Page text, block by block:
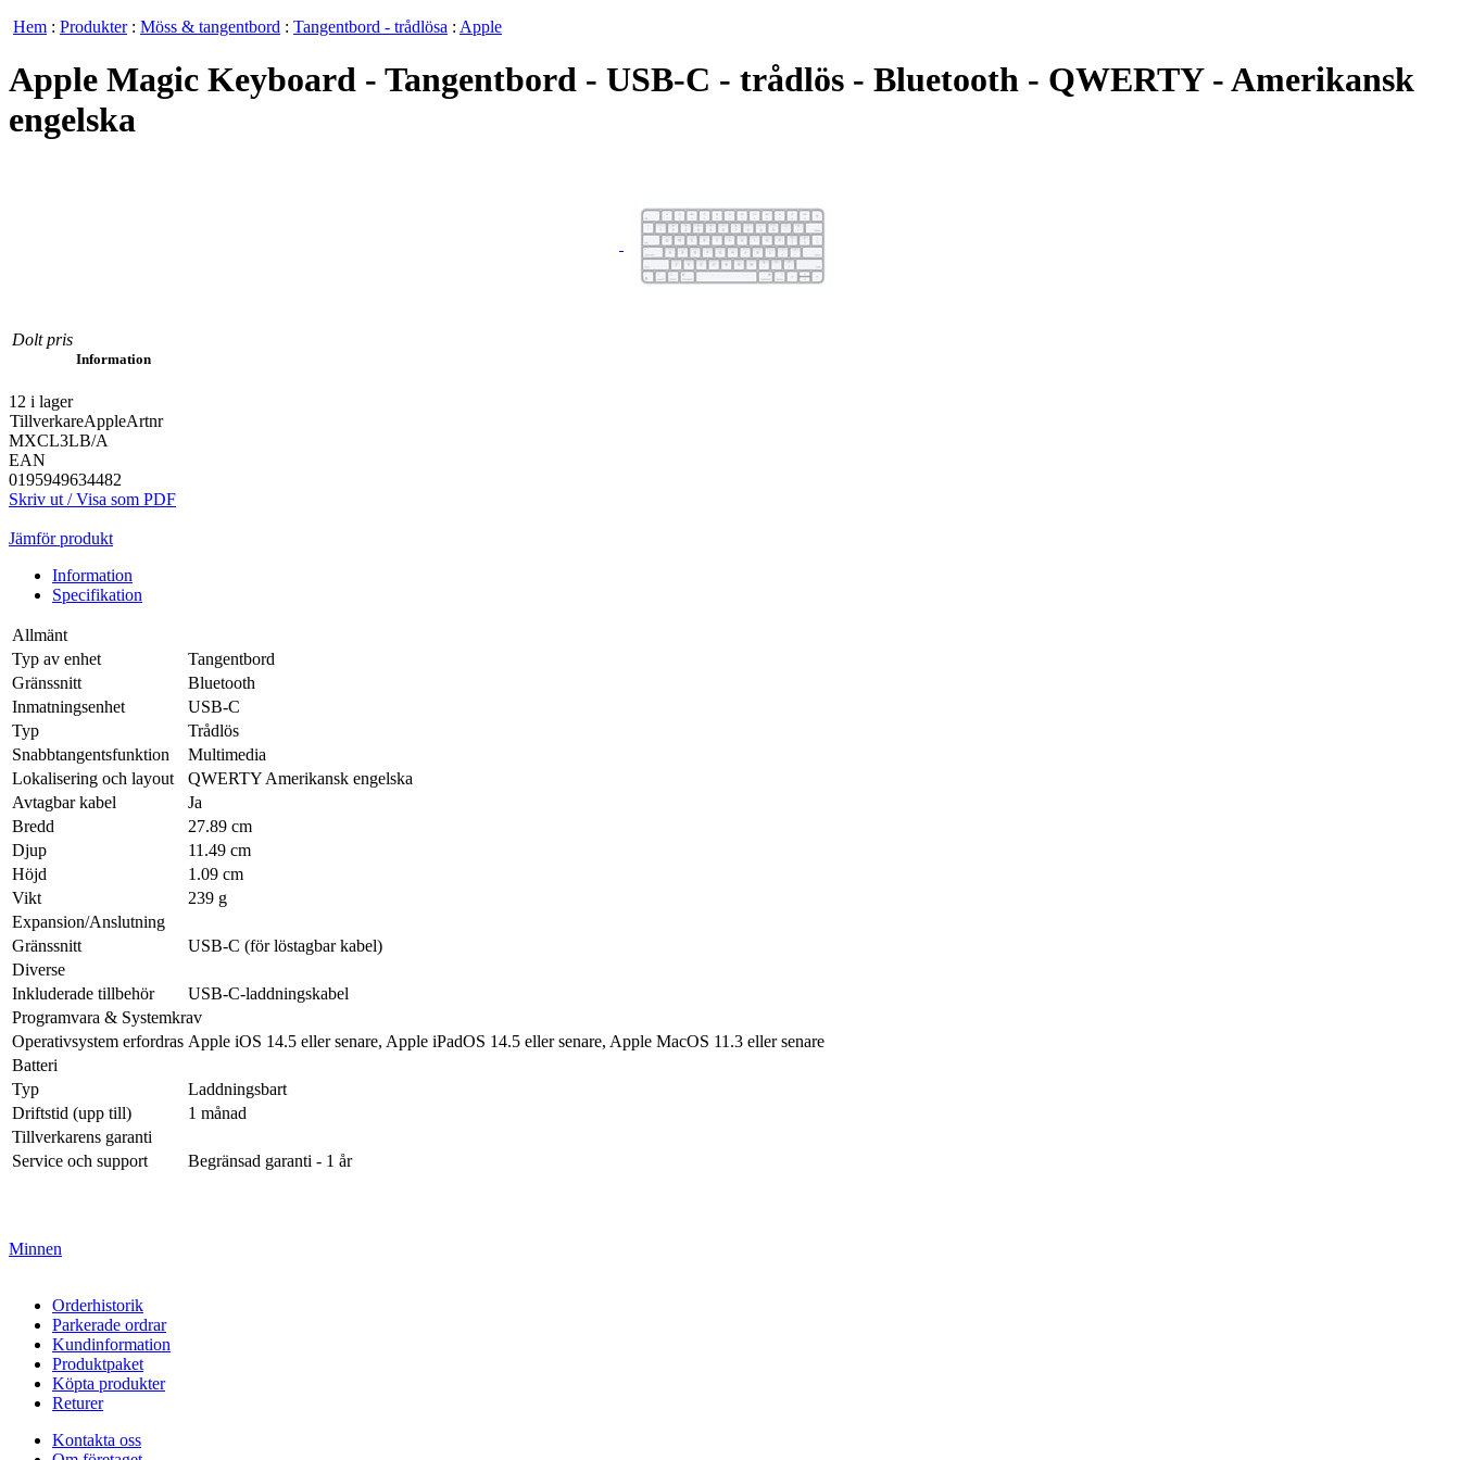
Hem : Produkter: Möss & tangentbord : Tangentbord - trådlösa : Apple
Apple Magic Keyboard - Tangentbord - USB-C - trådlös - Bluetooth - QWERTY - Amerikansk
engelska
Dolt pris
Information
12 i lager
TillverkareAppleArtnr
MXCL3LB/A
EAN
0195949634482
Skriv ut / Visa som PDF
Jämför produkt
Information
Specifikation
Allmänt
Typ av enhet
Tangentbord
Gränssnitt
Bluetooth
Inmatningsenhet
USB-C
Typ
Trådlös
Snabbtangentsfunktion
Multimedia
Lokalisering och layout
QWERTY Amerikansk engelska
Avtagbar kabel
Ja
Bredd
27.89 cm
Djup
11.49 cm
Höjd
1.09 cm
Vikt
239 g
Expansion/Anslutning
Gränssnitt
USB-C (för löstagbar kabel)
Diverse
Inkluderade tillbehör
USB-C-laddningskabel
Programvara & Systemkrav
Operativsystem erfordras Apple iOS 14.5 eller senare, Apple iPadOS 14.5 eller senare, Apple MacOS 11.3 eller senare
Batteri
Typ
Laddningsbart
Driftstid (upp till)
1 månad
Tillverkarens garanti
Service och support
Begränsad garanti - 1 år
Minnen
Orderhistorik
Parkerade ordrar
Kundinformation
Produktpaket
Köpta produkter
Returer
Kontakta oss